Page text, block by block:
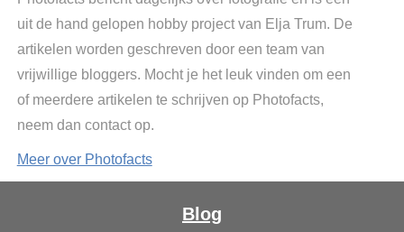
uit de hand gelopen hobby project van Elja Trum. De
artikelen worden geschreven door een team van
vrijwillige bloggers. Mocht je het leuk vinden om een
of meerdere artikelen te schrijven op Photofacts,
neem dan contact op.
Meer over Photofacts
Blog